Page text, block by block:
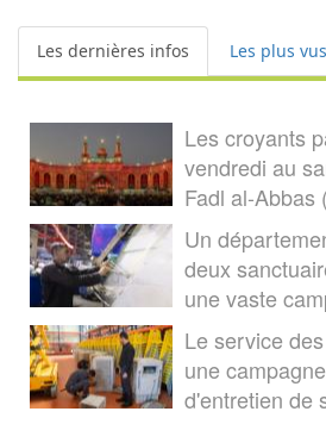
Les dernières infos Les plus vus
Les croyants
vendredi au
Fadl al-Abbas
Un
deux
une vaste
Le service
une
d'entretien de